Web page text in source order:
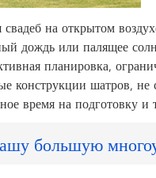
на открытом
дождь или палящее
планировка,
конструкции шатров, не
время на подготовку и
большую